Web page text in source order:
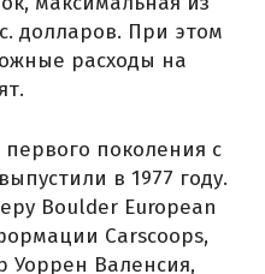
долларов. При этом
расходы на
первого поколения с
в 1977 году.
Boulder European
Carscoops,
Уоррен Валенсия,